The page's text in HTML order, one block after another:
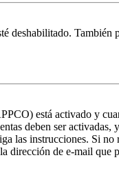
deshabilitado. También
está activado y
deben ser activadas,
las instrucciones. Si
dirección de e-mail que